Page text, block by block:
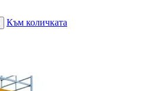
Към количката